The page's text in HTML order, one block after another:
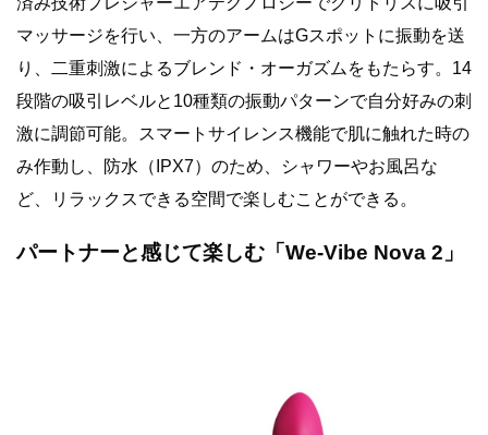
マッサージを行い、一方のアームはGスポットに振動を送
り、二重刺激によるブレンド・オーガズムをもたらす。14
段階の吸引レベルと10種類の振動パターンで自分好みの刺
激に調節可能。スマートサイレンス機能で肌に触れた時の
み作動し、防水（IPX7）のため、シャワーやお風呂な
ど、リラックスできる空間で楽しむことができる。
パートナーと感じて楽しむ「We-Vibe Nova 2」